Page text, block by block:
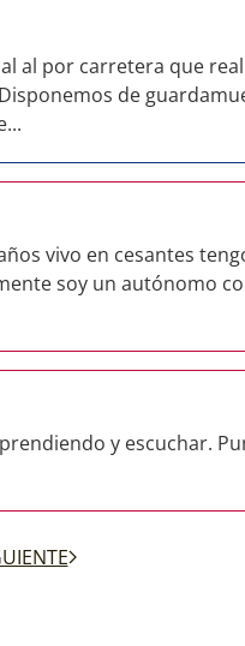
al por carretera que
de
vivo en cesantes
soy un autónomo
y escuchar.